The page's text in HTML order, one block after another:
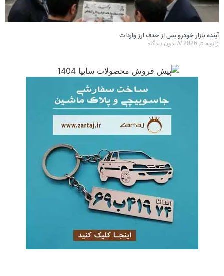
آینده بازار خودرو پس از حذف ارز واردات
ژانویه 5, 2026 بدون دیدگاه